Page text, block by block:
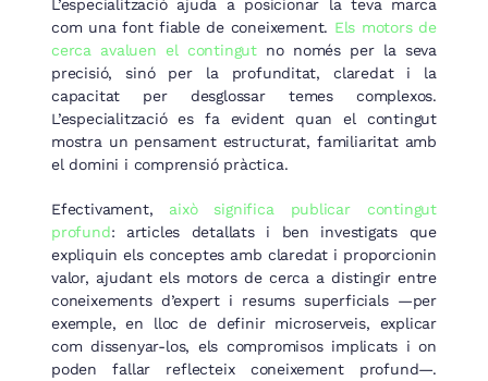
L’especialització ajuda a posicionar la teva marca
com una font fiable de coneixement. Els motors de
cerca avaluen el contingut no només per la seva
precisió, sinó per la profunditat, claredat i la
capacitat per desglossar temes complexos.
L’especialització es fa evident quan el contingut
mostra un pensament estructurat, familiaritat amb
el domini i comprensió pràctica.
Efectivament, això significa publicar contingut
profund: articles detallats i ben investigats que
expliquin els conceptes amb claredat i proporcionin
valor, ajudant els motors de cerca a distingir entre
coneixements d’expert i resums superficials —per
exemple, en lloc de definir microserveis, explicar
com dissenyar-los, els compromisos implicats i on
poden fallar reflecteix coneixement profund—.